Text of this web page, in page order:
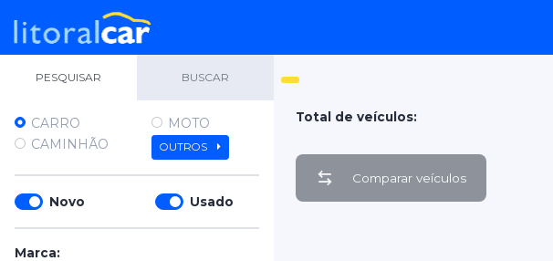
PESQUISAR BUSCAR
CARRO
MOTO
CAMINHÃO
OUTROS
Novo Usado
Marca:
Total de veículos:
Comparar veículos